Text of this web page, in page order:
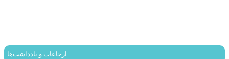
ارجاعات و یادداشت‌ها